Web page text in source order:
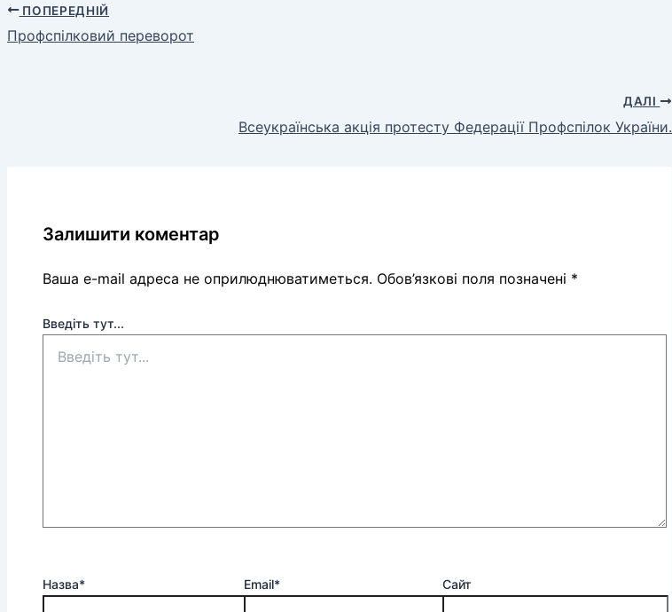
ПОПЕРЕДНІЙ
Профспілковий переворот
ДАЛІ
Всеукраїнська акція протесту Федерації Профспілок України.
Залишити коментар
Ваша e-mail адреса не оприлюднюватиметься. Обов’язкові поля позначені *
Введіть тут...
Назва* Email* Сайт